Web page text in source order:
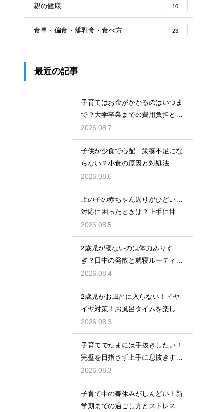
親の健康 10
食事・偏食・離乳食・食べ方 23
最近の記事
子育てはお金がかかるのはいつま
で？大学卒業までの費用負担とそ
の後の家計の変化
2026.08.7
子供が少食で心配…栄養不足にな
らない？小食の原因と対処法
2026.08.6
上の子の赤ちゃん返りがひどい…
対応に困ったときは？上手に甘え
させつつ成長を促す接し方
2026.08.5
2歳児が寝ないのは体力ありす
ぎ？日中の発散と就寝ルーティン
でぐっすり作戦
2026.08.4
2歳児がお風呂に入らない！イヤ
イヤ対策！お風呂タイムを楽しく
するアイデア
2026.08.3
子育てでたまには手抜きしたい！
完璧を目指さず上手に息抜きする
ライフハック集
2026.08.3
子育て中の春休みがしんどい！新
学期までの過ごし方とストレス軽